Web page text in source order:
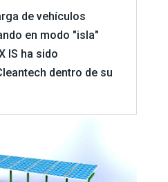
de vehículos
en modo "isla"
IS ha sido
dentro de su